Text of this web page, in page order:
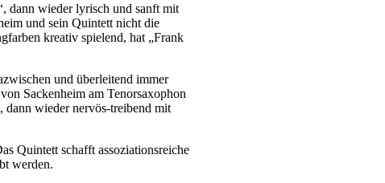
dann wieder lyrisch und sanft mit
und sein Quintett nicht die
kreativ spielend, hat „Frank
und überleitend immer
Sackenheim am Tenorsaxophon
wieder nervös-treibend mit
Quintett schafft assoziationsreiche
werden.